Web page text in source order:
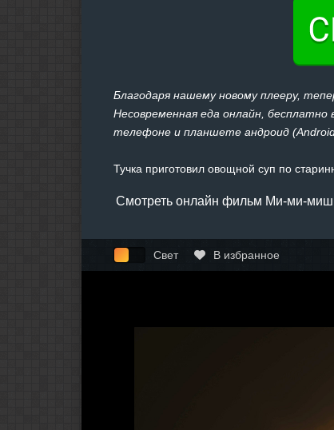
Благодаря нашему новому плееру,
Несовременная еда онлайн,
телефоне и планшете андроид
Тучка приготовил овощной суп по
Смотреть онлайн фильм Ми-ми-
Свет В избранное